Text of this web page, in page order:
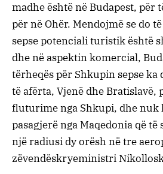
madhe është në Budapest, për
për në Ohër. Mendojmë se do
sepse potenciali turistik është
dhe në aspektin komercial,
tërheqës për Shkupin sepse ka
të afërta, Vjenë dhe Bratislavë,
fluturime nga Shkupi, dhe nuk
pasagjerë nga Maqedonia që
një radiusi dy orësh në tre
zëvendëskryeministri